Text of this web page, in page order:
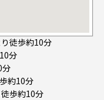
徒歩約10分
分
分
約10分
歩約10分